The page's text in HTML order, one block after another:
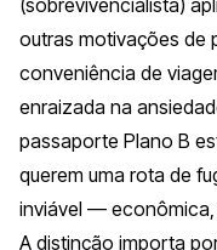
(sobrevivencialista)
outras motivações de
conveniência de
enraizada na
passaporte Plano B
querem uma rota de
inviável —
A distinção importa